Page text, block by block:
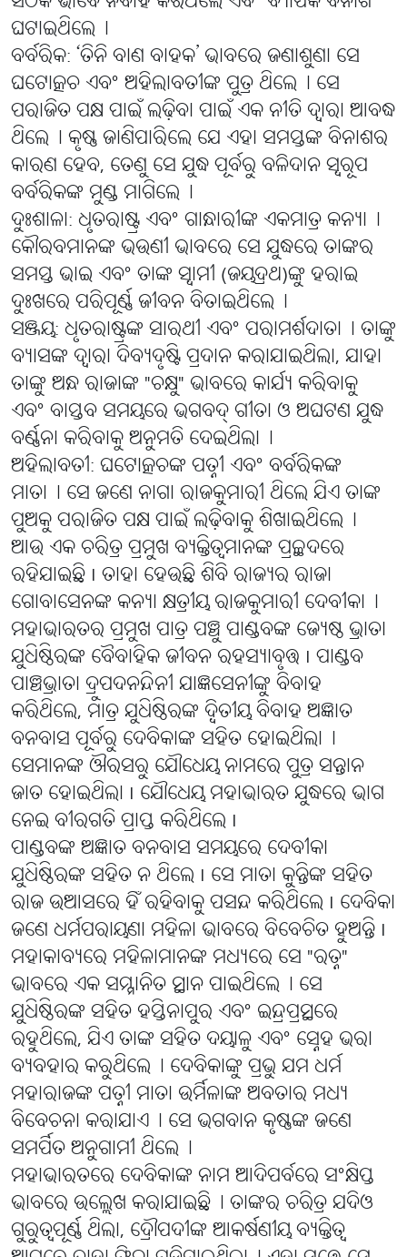
ଘଟାଇଥିଲେ୤
ବର୍ବରିକ: ‘ତିନି ବାଣ ବାହକ’ ଭାବରେ ଜଣାଶୁଣା ସେ
ଘଟୋତ୍କଚ ଏବଂ ଅହିଲାବତୀଙ୍କ ପୁତ୍ର ଥିଲେ୤ ସେ
ପରାଜିତ ପକ୍ଷ ପାଇଁ ଲଢ଼ିବା ପାଇଁ ଏକ ନୀତି ଦ୍ୱାରା ଆବଦ୍ଧ
ଥିଲେ୤ କୃଷ୍ଣ ଜାଣିପାରିଲେ ଯେ ଏହା ସମସ୍ତଙ୍କ ବିନାଶର
କାରଣ ହେବ, ତେଣୁ ସେ ଯୁଦ୍ଧ ପୂର୍ବରୁ ବଳିଦାନ ସ୍ୱରୂପ
ବର୍ବରିକଙ୍କ ମୁଣ୍ଡ ମାଗିଲେ୤
ଦୁଃଶାଳା: ଧୃତରାଷ୍ଟ୍ର ଏବଂ ଗାନ୍ଧାରୀଙ୍କ ଏକମାତ୍ର କନ୍ୟା୤
କୌରବମାନଙ୍କ ଭଉଣୀ ଭାବରେ ସେ ଯୁଦ୍ଧରେ ତାଙ୍କର
ସମସ୍ତ ଭାଇ ଏବଂ ତାଙ୍କ ସ୍ୱାମୀ (ଜୟଦ୍ରଥ)ଙ୍କୁ ହରାଇ
ଦୁଃଖରେ ପରିପୂର୍ଣ୍ଣ ଜୀବନ ବିତାଇଥିଲେ୤
ସଞ୍ଜୟ: ଧୃତରାଷ୍ଟ୍ରଙ୍କ ସାରଥୀ ଏବଂ ପରାମର୍ଶଦାତା୤ ତାଙ୍କୁ
ବ୍ୟାସଙ୍କ ଦ୍ୱାରା ଦିବ୍ୟଦୃଷ୍ଟି ପ୍ରଦାନ କରାଯାଇଥିଲା, ଯାହା
ତାଙ୍କୁ ଅନ୍ଧ ରାଜାଙ୍କ "ଚକ୍ଷୁ" ଭାବରେ କାର୍ଯ୍ୟ କରିବାକୁ
ଏବଂ ବାସ୍ତବ ସମୟରେ ଭଗବଦ୍ ଗୀତା ଓ ଅଘଟଣ ଯୁଦ୍ଧ
ବର୍ଣ୍ଣନା କରିବାକୁ ଅନୁମତି ଦେଇଥିଲା୤
ଅହିଲାବତୀ: ଘଟୋତ୍କଚଙ୍କ ପତ୍ନୀ ଏବଂ ବର୍ବରିକଙ୍କ
ମାତା୤ ସେ ଜଣେ ନାଗା ରାଜକୁମାରୀ ଥିଲେ ଯିଏ ତାଙ୍କ
ପୁଅକୁ ପରାଜିତ ପକ୍ଷ ପାଇଁ ଲଢ଼ିବାକୁ ଶିଖାଇଥିଲେ୤
ଆଉ ଏକ ଚରିତ୍ର ପ୍ରମୁଖ ବ୍ୟକ୍ତିତ୍ୱମାନଙ୍କ ପ୍ରଚ୍ଛଦରେ
ରହିଯାଇଛି I ତାହା ହେଉଛି ଶିବି ରାଜ୍ୟର ରାଜା
ଗୋବାସେନଙ୍କ କନ୍ୟା କ୍ଷତ୍ରୀୟ ରାଜକୁମାରୀ ଦେବୀକା୤
ମହାଭାରତର ପ୍ରମୁଖ ପାତ୍ର ପଞ୍ଚୁ ପାଣ୍ଡବଙ୍କ ଜ୍ୟେଷ୍ଠ ଭ୍ରାତା
ଯୁଧିଷ୍ଠିରଙ୍କ ବୈବାହିକ ଜୀବନ ରହସ୍ୟାବୃତ୍ତ I ପାଣ୍ଡବ
ପାଞ୍ଚଭ୍ରାତା ଦ୍ରୁପଦନନ୍ଦିନୀ ଯାଜ୍ଞସେନୀଙ୍କୁ ବିବାହ
କରିଥିଲେ, ମାତ୍ର ଯୁଧିଷ୍ଠିରଙ୍କ ଦ୍ବିତୀୟ ବିବାହ ଅଜ୍ଞାତ
ବନବାସ ପୂର୍ବରୁ ଦେବିକାଙ୍କ ସହିତ ହୋଇଥିଲା୤
ସେମାନଙ୍କ ଔରସରୁ ଯୌଧେୟ ନାମରେ ପୁତ୍ର ସନ୍ତାନ
ଜାତ ହୋଇଥିଲା I ଯୌଧେୟ ମହାଭାରତ ଯୁଦ୍ଧରେ ଭାଗ
ନେଇ ବୀରଗତି ପ୍ରାପ୍ତ କରିଥିଲେ I
ପାଣ୍ଡବଙ୍କ ଅଜ୍ଞାତ ବନବାସ ସମୟରେ ଦେବୀକା
ଯୁଧିଷ୍ଠିରଙ୍କ ସହିତ ନ ଥିଲେ I ସେ ମାତା କୁନ୍ତିଙ୍କ ସହିତ
ରାଜ ଉଆସରେ ହିଁ ରହିବାକୁ ପସନ୍ଦ କରିଥିଲେ I ଦେବିକା
ଜଣେ ଧର୍ମପରାୟଣା ମହିଳା ଭାବରେ ବିବେଚିତ ହୁଅନ୍ତି I
ମହାକାବ୍ୟରେ ମହିଳାମାନଙ୍କ ମଧ୍ୟରେ ସେ "ରତ୍ନ"
ଭାବରେ ଏକ ସମ୍ମାନିତ ସ୍ଥାନ ପାଇଥିଲେ୤ ସେ
ଯୁଧିଷ୍ଠିରଙ୍କ ସହିତ ହସ୍ତିନାପୁର ଏବଂ ଇନ୍ଦ୍ରପ୍ରସ୍ଥରେ
ରହୁଥିଲେ, ଯିଏ ତାଙ୍କ ସହିତ ଦୟାଳୁ ଏବଂ ସ୍ନେହ ଭରା
ବ୍ୟବହାର କରୁଥିଲେ୤ ଦେବିକାଙ୍କୁ ପ୍ରଭୁ ଯମ ଧର୍ମ
ମହାରାଜଙ୍କ ପତ୍ନୀ ମାତା ଉର୍ମିଳାଙ୍କ ଅବତାର ମଧ୍ୟ
ବିବେଚନା କରାଯାଏ୤ ସେ ଭଗବାନ କୃଷ୍ଣଙ୍କ ଜଣେ
ସମର୍ପିତ ଅନୁଗାମୀ ଥିଲେ୤
ମହାଭାରତରେ ଦେବିକାଙ୍କ ନାମ ଆଦିପର୍ବରେ ସଂକ୍ଷିପ୍ତ
ଭାବରେ ଉଲ୍ଲେଖ କରାଯାଇଛି୤ ତାଙ୍କର ଚରିତ୍ର ଯଦିଓ
ଗୁରୁତ୍ୱପୂର୍ଣ୍ଣ ଥିଲା, ଦ୍ରୌପଦୀଙ୍କ ଆକର୍ଷଣୀୟ ବ୍ୟକ୍ତିତ୍ୱ